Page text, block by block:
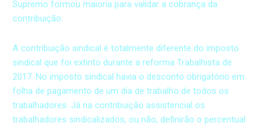
Supremo formou maioria para validar a cobrança da
contribuição.
A contribuição sindical é totalmente diferente do imposto
sindical que foi extinto durante a reforma Trabalhista de
2017. No imposto sindical havia o desconto obrigatório em
folha de pagamento de um dia de trabalho de todos os
trabalhadores. Já na contribuição assistencial os
trabalhadores sindicalizados, ou não, definirão o percentual